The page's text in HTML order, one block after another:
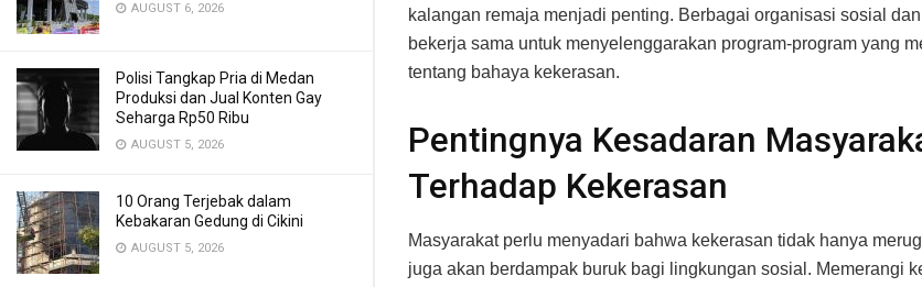
AUGUST 6, 2026
Polisi Tangkap Pria di Medan
Produksi dan Jual Konten Gay
Seharga Rp50 Ribu
AUGUST 5, 2026
10 Orang Terjebak dalam
Kebakaran Gedung di Cikini
AUGUST 5, 2026
kalangan remaja menjadi penting. Berbagai organisasi sosial
bekerja sama untuk menyelenggarakan program-program yang
tentang bahaya kekerasan.
Pentingnya Kesadaran
Terhadap Kekerasan
Masyarakat perlu menyadari bahwa kekerasan tidak hanya
juga akan berdampak buruk bagi lingkungan sosial. Memerangi